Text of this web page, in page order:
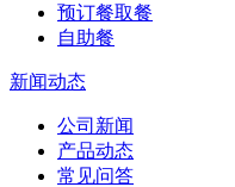
预订餐取餐
自助餐
新闻动态
公司新闻
产品动态
常见问答